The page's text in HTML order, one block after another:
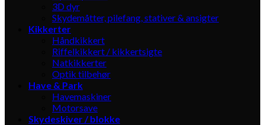
3D dyr
Skydemåtter, pilefang, stativer & ansigter
Kikkerter
Håndkikkert
Riffelkikkert / kikkertsigte
Natkikkerter
Optik tilbehør
Have & Park
Havemaskiner
Motorsave
Skydeskiver / blokke